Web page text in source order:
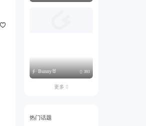
∮· Bunny🐰  393
更多
热门话题